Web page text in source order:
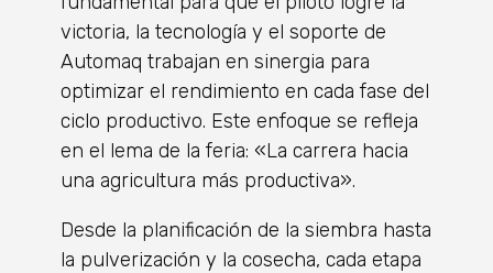
victoria, la tecnología y el soporte de
Automaq trabajan en sinergia para
optimizar el rendimiento en cada fase del
ciclo productivo. Este enfoque se refleja
en el lema de la feria: «La carrera hacia
una agricultura más productiva».
Desde la planificación de la siembra hasta
la pulverización y la cosecha, cada etapa